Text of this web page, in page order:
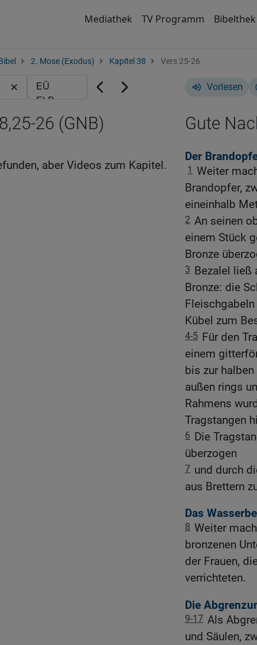
Mediathek TV Programm
2. Mose (Exodus) Kapitel 38 Vers 25-26
Vorlesen
Gute
Der
1 Weiter
Brandopfer,
eineinhalb
2 An seinen
einem Stück
Bronze
3 Bezalel ließ
Bronze: die
Kübel zum
4-5 Für den
einem
bis zur
außen rings
Rahmens
Tragstangen
6 Die
überzogen
7 und durch
aus Brettern
Das
8 Weiter
bronzenen
der Frauen,
verrichteten.
Die
9-17 Als
und Säulen,
26 (GNB)
aber Videos zum Kapitel.